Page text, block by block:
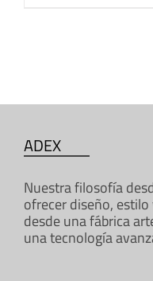
ADEX
Nuestra filosofía
ofrecer diseño, estilo
desde una fábrica
una tecnología